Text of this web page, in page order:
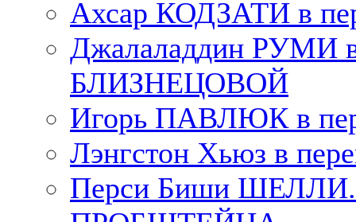
Ахсар КОДЗАТИ в
Джалаладдин РУМИ
БЛИЗНЕЦОВОЙ
Игорь ПАВЛЮК в
Лэнгстон Хьюз в
Перси Биши ШЕЛЛИ.